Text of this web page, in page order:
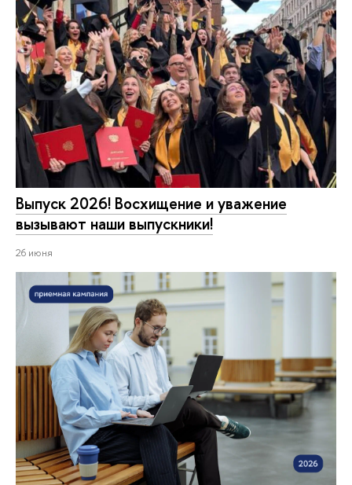
Выпуск 2026! Восхищение и уважение
вызывают наши выпускники!
26 июня